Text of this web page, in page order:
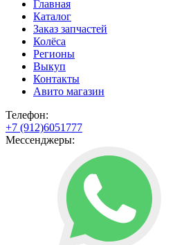
Главная
Каталог
Заказ запчастей
Колёса
Регионы
Выкуп
Контакты
Авито магазин
Телефон:
+7 (912)6051777
Мессенджеры: